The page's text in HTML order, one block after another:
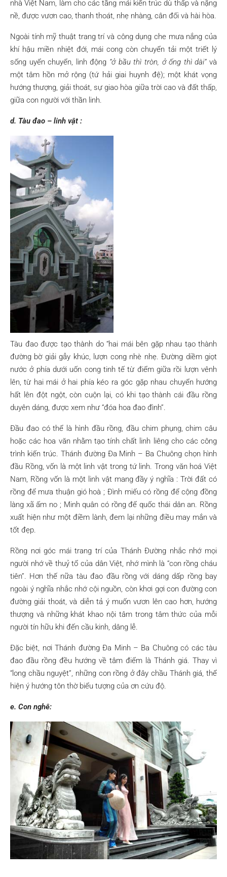
nhà Việt Nam, làm cho các tầng mái kiến trúc dù thấp và nặng
nề, được vươn cao, thanh thoát, nhẹ nhàng, cân đối và hài hòa.
Ngoài tính mỹ thuật trang trí và công dụng che mưa nắng của
khí hậu miền nhiệt đới, mái cong còn chuyển tải một triết lý
sống uyển chuyển, linh động “ở bầu thì tròn, ở ống thì dài”và
một tâm hồn mở rộng (tứ hải giai huynh đệ); một khát vọng
hướng thượng, giải thoát, sự giao hòa giữa trời cao và đất thấp,
giữa con người với thần linh.
d. Tàu đao – linh vật :
Tàu đao được tạo thành do “hai mái bên gặp nhau tạo thành
đường bờ giải gẫy khúc, lượn cong nhè nhẹ. Đường diềm giọt
nước ở phía dưới uốn cong tinh tế từ điểm giữa rồi lượn vênh
lên, từ hai mái ở hai phía kéo ra góc gặp nhau chuyển hướng
hất lên đột ngột, còn cuộn lại, có khi tạo thành cái đầu rồng
duyên dáng, được xem như “đóa hoa đao đình”.
Đầu đao có thể là hình đầu rồng, đầu chim phụng, chim câu
hoặc các hoa văn nhằm tạo tính chất linh liêng cho các công
trình kiến trúc. Thánh đường Đa Minh – Ba Chuông chọn hình
đầu Rồng, vốn là một linh vật trong tứ linh. Trong văn hoá Việt
Nam, Rồng vốn là một linh vật mang đầy ý nghĩa : Trời đất có
rồng để mưa thuận gió hoà ; Đình miếu có rồng để cộng đồng
làng xã ấm no ; Minh quân có rồng để quốc thái dân an. Rồng
xuất hiện như một điềm lành, đem lại những điều may mắn và
tốt đẹp.
Rồng nơi góc mái trang trí của Thánh Đường nhắc nhớ mọi
người nhớ về thuỷ tổ của dân Việt, nhớ mình là “con rồng cháu
tiên”. Hơn thế nữa tàu đao đầu rồng với dáng dấp rồng bay
ngoài ý nghĩa nhắc nhớ cội nguồn, còn khơi gợi con đường con
đường giải thoát, và diễn tả ý muốn vươn lên cao hơn, hướng
thượng và những khát khao nội tâm trong tâm thức của mỗi
người tín hữu khi đến cầu kinh, dâng lễ.
Đặc biệt, nơi Thánh đường Đa Minh – Ba Chuông có các tàu
đao đầu rồng đều hướng về tâm điểm là Thánh giá. Thay vì
“long chầu nguyệt”, những con rồng ở đây chầu Thánh giá, thể
hiện ý hướng tôn thờ biểu tượng của ơn cứu độ.
e. Con nghê: